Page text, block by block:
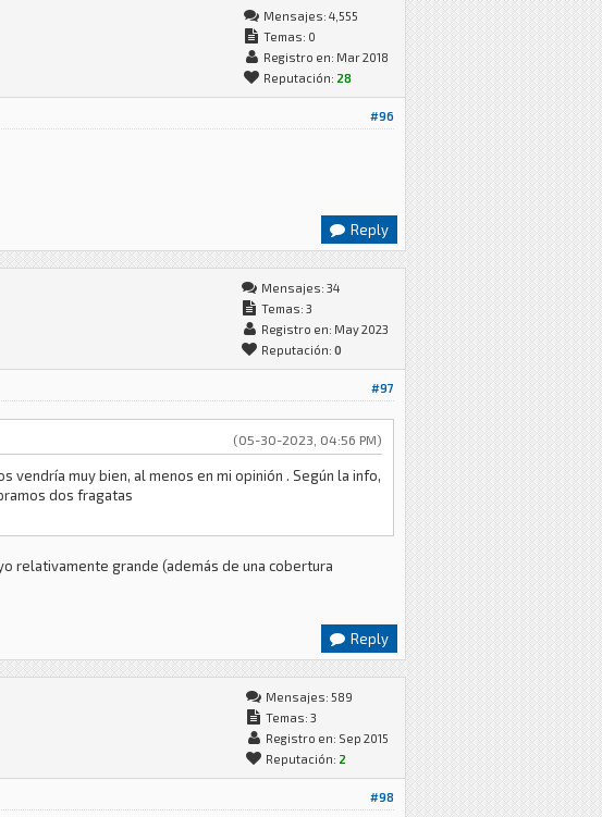
Mensajes: 4,555
Temas: 0
Registro en: Mar 2018
Reputación: 28
#96
Reply
Mensajes: 34
Temas: 3
Registro en: May 2023
Reputación: 0
#97
(05-30-2023, 04:56 PM)
vendría muy bien, al menos en mi opinión . Según la info,
dos fragatas
relativamente grande (además de una cobertura
Reply
Mensajes: 589
Temas: 3
Registro en: Sep 2015
Reputación: 2
#98